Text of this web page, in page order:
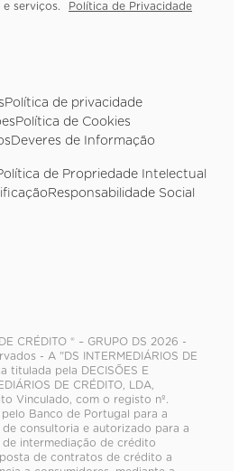
serviços.
Política de Privacidade
Política de privacidade
Política de Cookies
Deveres de Informação
de Propriedade Intelectual
Responsabilidade Social
CRÉDITO ® – GRUPO DS 2026 -
- A "DS INTERMEDIÁRIOS DE
titulada pela DECISÕES E
DE CRÉDITO, LDA,
Vinculado, com o registo nº.
Banco de Portugal para a
consultoria e autorizado para a
intermediação de crédito
de contratos de crédito a